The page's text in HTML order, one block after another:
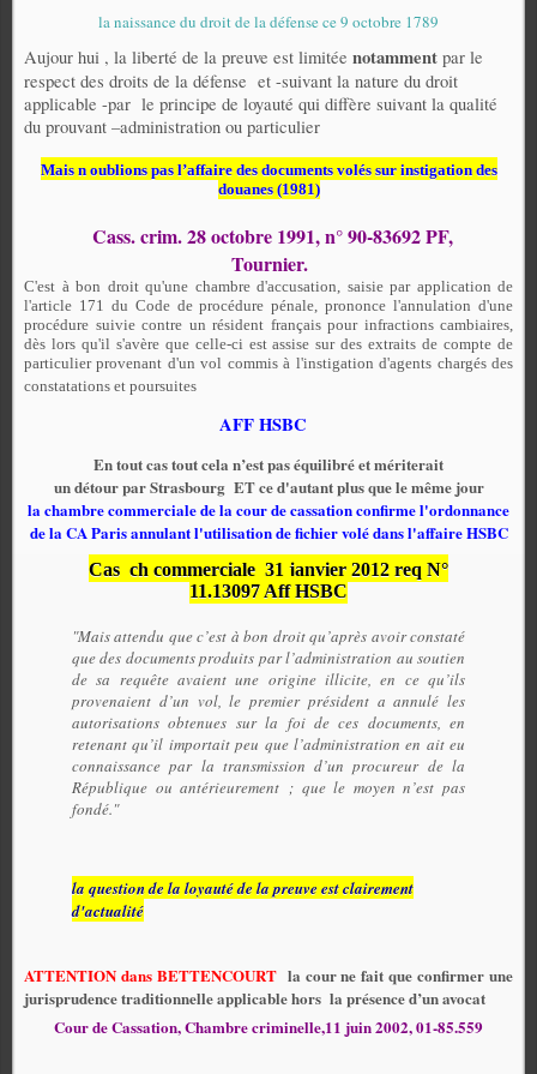
la naissance du droit de la défense ce 9 octobre 1789
Aujour hui , la liberté de la preuve est limitée notamment par le
respect des droits de la défense et -suivant la nature du droit
applicable -par le principe de loyauté qui diffère suivant la qualité
du prouvant –administration ou particulier
Mais n oublions pas l’affaire des documents volés sur instigation des
douanes (1981)
Cass. crim. 28 octobre 1991, n° 90-83692 PF,
Tournier.
C'est à bon droit qu'une chambre d'accusation, saisie par application de
l'article 171 du Code de procédure pénale, prononce l'annulation d'une
procédure suivie contre un résident français pour infractions cambiaires,
dès lors qu'il s'avère que celle-ci est assise sur des extraits de compte de
particulier provenant d'un vol commis à l'instigation d'agents chargés des
constatations et poursuites
AFF HSBC
En tout cas tout cela n’est pas équilibré et mériterait
un détour par Strasbourg ET ce d'autant plus que le même jour
la chambre commerciale de la cour de cassation confirme l'ordonnance
de la CA Paris annulant l'utilisation de fichier volé dans l'affaire HSBC
Cas ch commerciale 31 janvier 2012 req N°
11.13097 Aff HSBC
"Mais attendu que c’est à bon droit qu’après avoir constaté
que des documents produits par l’administration au soutien
de sa requête avaient une origine illicite, en ce qu’ils
provenaient d’un vol, le premier président a annulé les
autorisations obtenues sur la foi de ces documents, en
retenant qu’il importait peu que l’administration en ait eu
connaissance par la transmission d’un procureur de la
République ou antérieurement ; que le moyen n’est pas
fondé."
la question de la loyauté de la preuve est clairement
d'actualité
ATTENTION dans BETTENCOURT la cour ne fait que confirmer une
jurisprudence traditionnelle applicable hors la présence d’un avocat
Cour de Cassation, Chambre criminelle,11 juin 2002, 01-85.559